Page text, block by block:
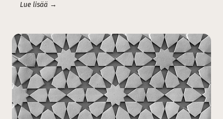
Lue lisää →